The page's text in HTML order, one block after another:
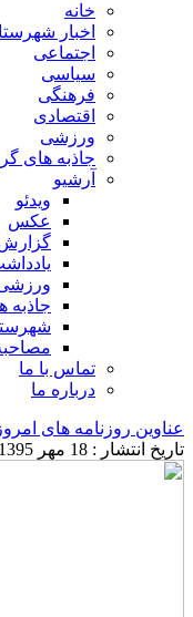
خانه
اخبار
اجتماعی
سیاسی
فرهنگی
اقتصادی
ورزشی
جاذبه های
آرشیو
ویدئو
عکس
تماس با ما
درباره ما
عناوین روزنامه های امروز ۹۵/۲/۳
تاریخ انتشار : 18 مهر 1395